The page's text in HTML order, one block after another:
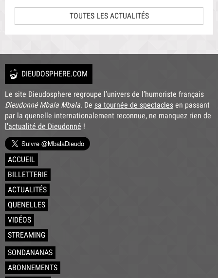
TOUTES LES ACTUALITÉS
DIEUDOSPHERE.COM
Le site Dieudosphere regroupe l’univers de l’humoriste français
Dieudonné Mbala Mbala. De sa tournée de spectacles en passant
par la quenelle internationalement reconnue, ne manquez rien de
l’actualité de Dieudonné !
ACCUEIL
BILLETTERIE
ACTUALITÉS
QUENELLES
VIDÉOS
STREAMING
SONDANANAS
ABONNEMENTS